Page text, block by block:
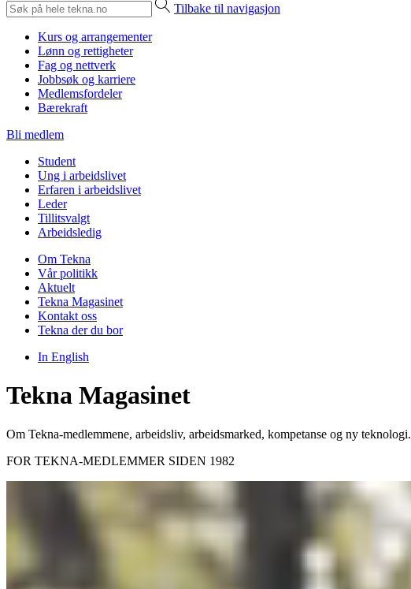
Tilbake til navigasjon
Kurs og arrangementer
Lønn og rettigheter
Fag og nettverk
Jobbsøk og karriere
Medlemsfordeler
Bærekraft
Bli medlem
Student
Ung i arbeidslivet
Erfaren i arbeidslivet
Leder
Tillitsvalgt
Arbeidsledig
Om Tekna
Vår politikk
Aktuelt
Tekna Magasinet
Kontakt oss
Tekna der du bor
In English
Tekna Magasinet
Om Tekna-medlemmene, arbeidsliv, arbeidsmarked, kompetanse og ny teknologi.
FOR TEKNA-MEDLEMMER SIDEN 1982